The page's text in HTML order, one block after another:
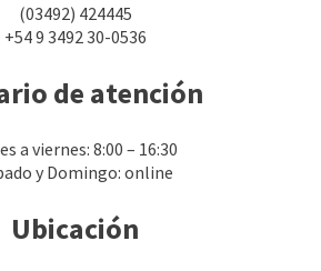
(03492) 424445
+54 9 3492 30-0536
de atención
a viernes: 8:00 – 16:30
y Domingo: online
Ubicación